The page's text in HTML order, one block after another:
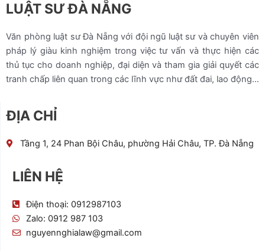
LUẬT SƯ ĐÀ NẴNG
Văn phòng luật sư Đà Nẵng với đội ngũ luật sư và chuyên viên
pháp lý giàu kinh nghiệm trong việc tư vấn và thực hiện các
thủ tục cho doanh nghiệp, đại diện và tham gia giải quyết các
tranh chấp liên quan trong các lĩnh vực như đất đai, lao động…
ĐỊA CHỈ
Tầng 1, 24 Phan Bội Châu, phường Hải Châu, TP. Đà Nẵng
LIÊN HỆ
Điện thoại: 0912987103
Zalo: 0912 987 103
nguyennghialaw@gmail.com